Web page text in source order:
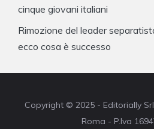
cinque giovani italiani
Rimozione del leader
ecco cosa è successo
Copyright © 2025 - Editorially
Roma - P.Iva